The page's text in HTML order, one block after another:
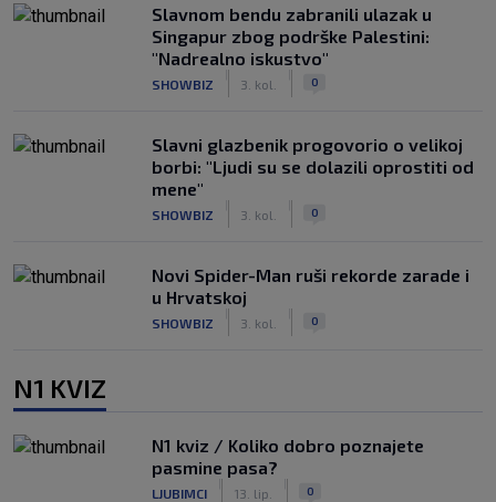
Slavnom bendu zabranili ulazak u
Singapur zbog podrške Palestini:
"Nadrealno iskustvo"
SHOWBIZ 3. kol. 0
Slavni glazbenik progovorio o velikoj
borbi: "Ljudi su se dolazili oprostiti od
mene"
SHOWBIZ 3. kol. 0
Novi Spider-Man ruši rekorde zarade i
u Hrvatskoj
SHOWBIZ 3. kol. 0
N1 KVIZ
N1 kviz / Koliko dobro poznajete
pasmine pasa?
LJUBIMCI 13. lip. 0